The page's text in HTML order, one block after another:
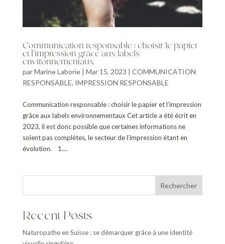
Communication responsable : choisir le papier
et l’impression grâce aux labels
environnementaux
parMarine Laborie| Mar 15, 2023 | COMMUNICATION
RESPONSABLE, IMPRESSION RESPONSABLE
Communication responsable : choisir le papier et l’impression
grâce aux labels environnementaux Cet article a été écrit en
2023, il est donc possible que certaines informations ne
soient pas complètes, le secteur de l’impression étant en
évolution. 1....
Rechercher
Recent Posts
Naturopathe en Suisse : se démarquer grâce à une identité